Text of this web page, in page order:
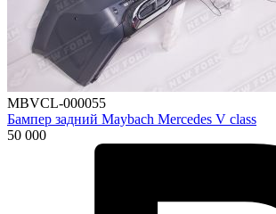
MBVCL-000055
Бампер задний Maybach Mercedes V class
50 000